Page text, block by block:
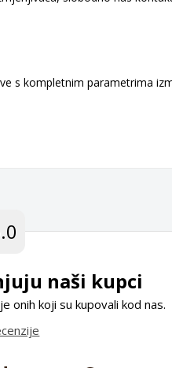
s kompletnim parametrima
naši kupci
onih koji su kupovali kod nas.